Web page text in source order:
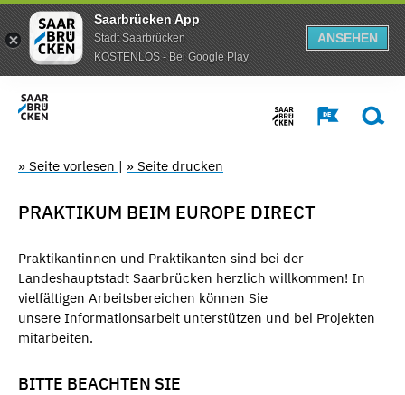
Saarbrücken App
Stadt Saarbrücken
KOSTENLOS - Bei Google Play
ANSEHEN
» Seite vorlesen | » Seite drucken
PRAKTIKUM BEIM EUROPE DIRECT
Praktikantinnen und Praktikanten sind bei der
Landeshauptstadt Saarbrücken herzlich willkommen! In
vielfältigen Arbeitsbereichen können Sie
unsere Informationsarbeit unterstützen und bei Projekten
mitarbeiten.
BITTE BEACHTEN SIE